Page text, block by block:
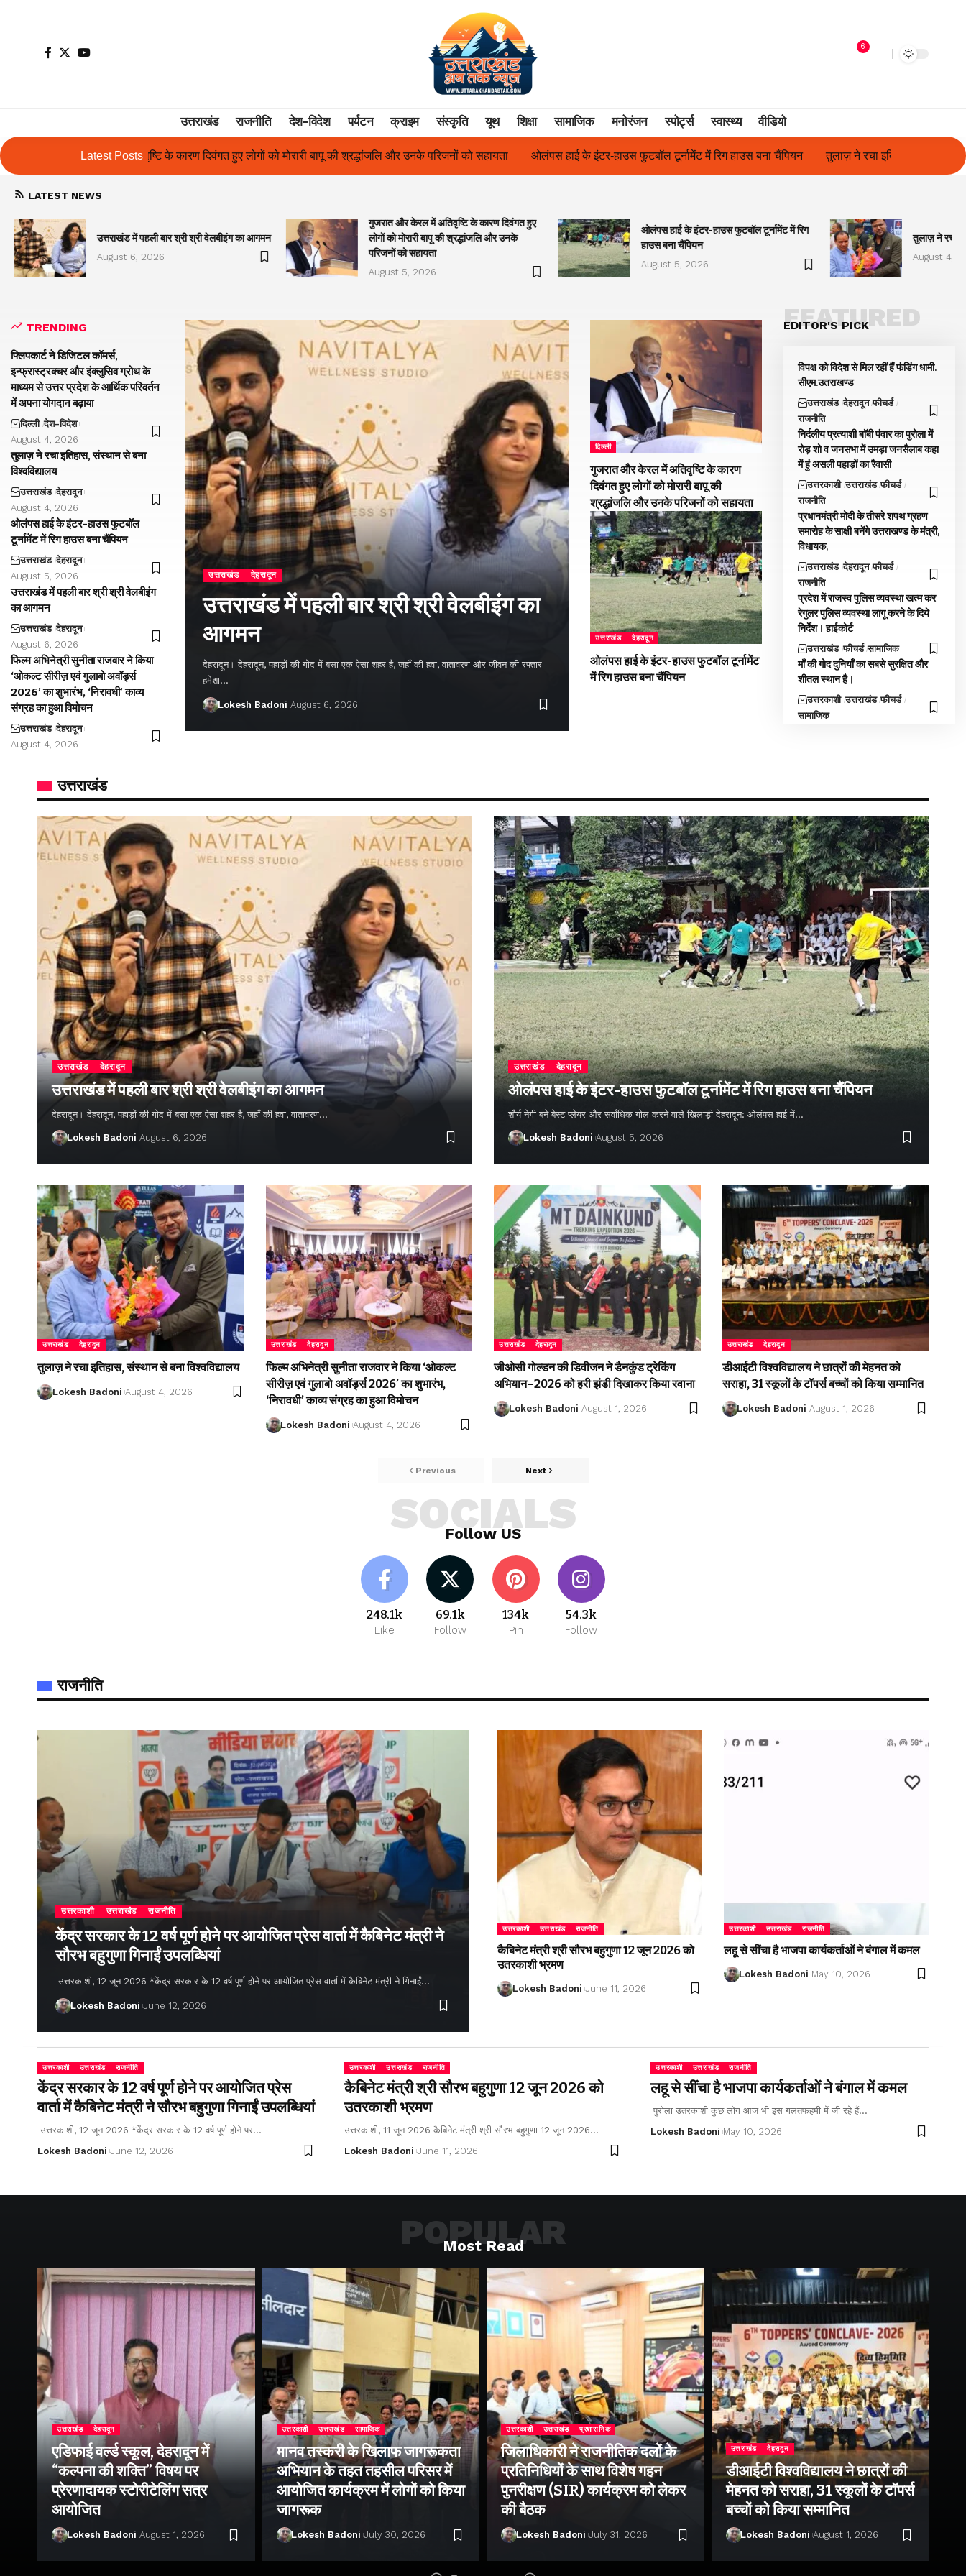
6
उत्तराखंड राजनीति देश-विदेश पर्यटन क्राइम संस्कृति यूथ शिक्षा सामाजिक मनोरंजन स्पोर्ट्स स्वास्थ्य वीडियो
Latest Posts
हुए लोगों को मोरारी बापू की श्रद्धांजलि और उनके परिजनों को सहायता ओलंपस हाई के इंटर-हाउस फुटबॉल टूर्नामेंट में रिग हाउस बना चैंपियन तुलाज़ ने रचा इतिहास, संस्थान से बना विश्वविद्यालय फिल्म अभिनेत्री सुनीता
LATEST NEWS
उत्तराखंड में पहली बार श्री श्री वेलबीइंग का आगमन
August 6, 2026
गुजरात और केरल में अतिवृष्टि के कारण दिवंगत हुए
लोगों को मोरारी बापू की श्रद्धांजलि और उनके
परिजनों को सहायता
August 5, 2026
ओलंपस हाई के इंटर-हाउस फुटबॉल टूर्नामेंट में रिग
हाउस बना चैंपियन
August 5, 2026
तुलाज़ ने रचा
August 4,
TRENDING
फ्लिपकार्ट ने डिजिटल कॉमर्स,
इन्फ्रास्ट्रक्चर और इंक्लुसिव ग्रोथ के
माध्यम से उत्तर प्रदेश के आर्थिक परिवर्तन
में अपना योगदान बढ़ाया
दिल्ली देश-विदेश
August 4, 2026
तुलाज़ ने रचा इतिहास, संस्थान से बना
विश्वविद्यालय
उत्तराखंड देहरादून
August 4, 2026
ओलंपस हाई के इंटर-हाउस फुटबॉल
टूर्नामेंट में रिग हाउस बना चैंपियन
उत्तराखंड देहरादून
August 5, 2026
उत्तराखंड में पहली बार श्री श्री वेलबीइंग
का आगमन
उत्तराखंड देहरादून
August 6, 2026
फिल्म अभिनेत्री सुनीता राजवार ने किया
‘ओकल्ट सीरीज़ एवं गुलाबो अवॉर्ड्स
2026’ का शुभारंभ, ‘निरावधी’ काव्य
संग्रह का हुआ विमोचन
उत्तराखंड देहरादून
August 4, 2026
उत्तराखंड देहरादून
उत्तराखंड में पहली बार श्री श्री वेलबीइंग का
आगमन
देहरादून। देहरादून, पहाड़ों की गोद में बसा एक ऐसा शहर है, जहाँ की हवा, वातावरण और जीवन की रफ्तार
हमेशा…
Lokesh Badoni August 6, 2026
दिल्ली
गुजरात और केरल में अतिवृष्टि के कारण
दिवंगत हुए लोगों को मोरारी बापू की
श्रद्धांजलि और उनके परिजनों को सहायता
उत्तराखंड देहरादून
ओलंपस हाई के इंटर-हाउस फुटबॉल टूर्नामेंट
में रिग हाउस बना चैंपियन
EDITOR'S PICK
FEATURED
विपक्ष को विदेश से मिल रहीं हैं फंडिंग धामी.
सीएम.उतराखण्ड
उत्तराखंड देहरादून फीचर्ड
राजनीति
निर्दलीय प्रत्याशी बाॅबी पंवार का पुरोला में
रोड़ शो व जनसभा में उमड़ा जनसैलाब कहा
में हुं असली पहाड़ों का रैवासी
उत्तरकाशी उत्तराखंड फीचर्ड
राजनीति
प्रधानमंत्री मोदी के तीसरे शपथ ग्रहण
समारोह के साक्षी बनेंगे उत्तराखण्ड के मंत्री,
विधायक,
उत्तराखंड देहरादून फीचर्ड
राजनीति
प्रदेश में राजस्व पुलिस व्यवस्था खत्म कर
रेगुलर पुलिस व्यवस्था लागू करने के दिये
निर्देश। हाईकोर्ट
उत्तराखंड फीचर्ड सामाजिक
माँ की गोद दुनियाँ का सबसे सुरक्षित और
शीतल स्थान है।
उत्तरकाशी उत्तराखंड फीचर्ड
सामाजिक
उत्तराखंड
उत्तराखंड देहरादून
उत्तराखंड में पहली बार श्री श्री वेलबीइंग का आगमन
देहरादून। देहरादून, पहाड़ों की गोद में बसा एक ऐसा शहर है, जहाँ की हवा, वातावरण…
Lokesh Badoni August 6, 2026
उत्तराखंड देहरादून
ओलंपस हाई के इंटर-हाउस फुटबॉल टूर्नामेंट में रिग हाउस बना चैंपियन
शौर्य नेगी बने बेस्ट प्लेयर और सर्वाधिक गोल करने वाले खिलाड़ी देहरादून: ओलंपस हाई में…
Lokesh Badoni August 5, 2026
उत्तराखंड देहरादून
तुलाज़ ने रचा इतिहास, संस्थान से बना विश्वविद्यालय
Lokesh Badoni August 4, 2026
उत्तराखंड देहरादून
फिल्म अभिनेत्री सुनीता राजवार ने किया ‘ओकल्ट
सीरीज़ एवं गुलाबो अवॉर्ड्स 2026’ का शुभारंभ,
‘निरावधी’ काव्य संग्रह का हुआ विमोचन
Lokesh Badoni August 4, 2026
उत्तराखंड देहरादून
जीओसी गोल्डन की डिवीजन ने डैनकुंड ट्रेकिंग
अभियान–2026 को हरी झंडी दिखाकर किया रवाना
Lokesh Badoni August 1, 2026
उत्तराखंड देहरादून
डीआईटी विश्वविद्यालय ने छात्रों की मेहनत को
सराहा, 31 स्कूलों के टॉपर्स बच्चों को किया सम्मानित
Lokesh Badoni August 1, 2026
Previous Next
Follow US
SOCIALS
248.1k
Like
69.1k
Follow
134k
Pin
54.3k
Follow
राजनीति
उत्तरकाशी उत्तराखंड राजनीति
केंद्र सरकार के 12 वर्ष पूर्ण होने पर आयोजित प्रेस वार्ता में कैबिनेट मंत्री ने
सौरभ बहुगुणा गिनाईं उपलब्धियां
उत्तरकाशी, 12 जून 2026 *केंद्र सरकार के 12 वर्ष पूर्ण होने पर आयोजित प्रेस वार्ता में कैबिनेट मंत्री ने गिनाईं…
Lokesh Badoni June 12, 2026
उत्तरकाशी उत्तराखंड राजनीति
कैबिनेट मंत्री श्री सौरभ बहुगुणा 12 जून 2026 को
उतरकाशी भ्रमण
Lokesh Badoni June 11, 2026
उत्तरकाशी उत्तराखंड राजनीति
लहू से सींचा है भाजपा कार्यकर्ताओं ने बंगाल में कमल
Lokesh Badoni May 10, 2026
उत्तरकाशी उत्तराखंड राजनीति
केंद्र सरकार के 12 वर्ष पूर्ण होने पर आयोजित प्रेस
वार्ता में कैबिनेट मंत्री ने सौरभ बहुगुणा गिनाईं उपलब्धियां
उत्तरकाशी, 12 जून 2026 *केंद्र सरकार के 12 वर्ष पूर्ण होने पर…
Lokesh Badoni June 12, 2026
उत्तरकाशी उत्तराखंड राजनीति
कैबिनेट मंत्री श्री सौरभ बहुगुणा 12 जून 2026 को
उतरकाशी भ्रमण
उत्तरकाशी, 11 जून 2026 कैबिनेट मंत्री श्री सौरभ बहुगुणा 12 जून 2026…
Lokesh Badoni June 11, 2026
उत्तरकाशी उत्तराखंड राजनीति
लहू से सींचा है भाजपा कार्यकर्ताओं ने बंगाल में कमल
पुरोला उतरकाशी कुछ लोग आज भी इस गलतफहमी में जी रहे हैं…
Lokesh Badoni May 10, 2026
Most Read
POPULAR
उत्तराखंड देहरादून
एडिफाई वर्ल्ड स्कूल, देहरादून में
“कल्पना की शक्ति” विषय पर
प्रेरणादायक स्टोरीटेलिंग सत्र
आयोजित
Lokesh Badoni August 1, 2026
उत्तरकाशी उत्तराखंड सामाजिक
मानव तस्करी के खिलाफ जागरूकता
अभियान के तहत तहसील परिसर में
आयोजित कार्यक्रम में लोगों को किया
जागरूक
Lokesh Badoni July 30, 2026
उत्तरकाशी उत्तराखंड प्रशासनिक
जिलाधिकारी ने राजनीतिक दलों के
प्रतिनिधियों के साथ विशेष गहन
पुनरीक्षण (SIR) कार्यक्रम को लेकर
की बैठक
Lokesh Badoni July 31, 2026
उत्तराखंड देहरादून
डीआईटी विश्वविद्यालय ने छात्रों की
मेहनत को सराहा, 31 स्कूलों के टॉपर्स
बच्चों को किया सम्मानित
Lokesh Badoni August 1, 2026